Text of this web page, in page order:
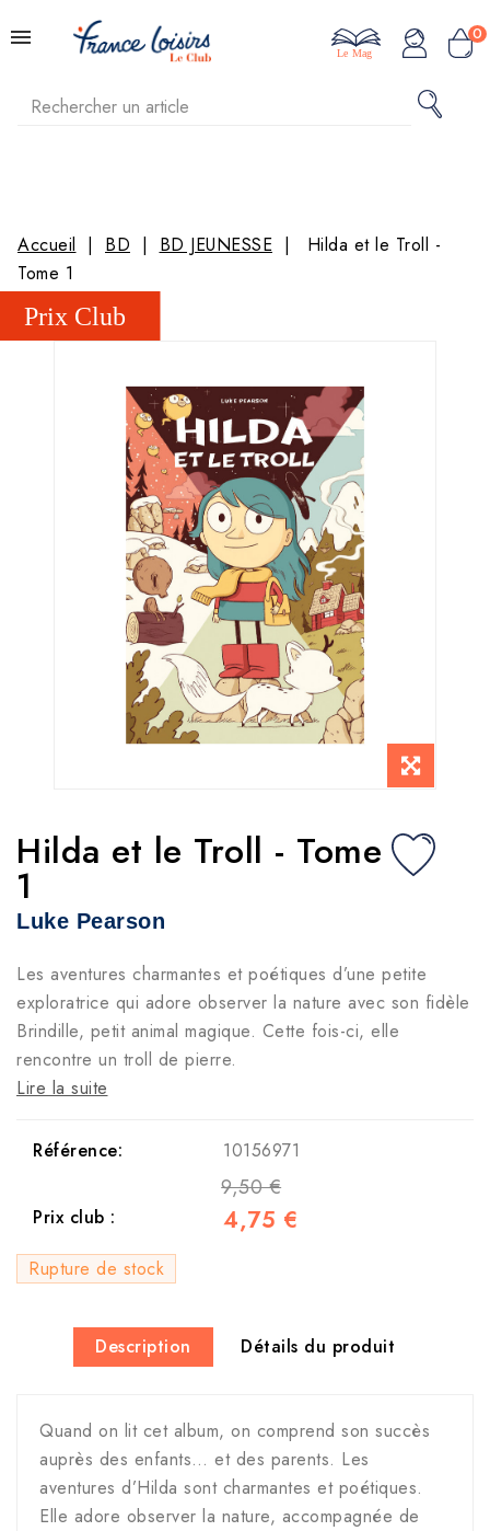
0
Le Mag
Accueil BD BD JEUNESSE
Hilda et le Troll -
Tome 1
Hilda et le Troll - Tome
1
Luke Pearson
Les aventures charmantes et poétiques d’une petite
exploratrice qui adore observer la nature avec son fidèle
Brindille, petit animal magique. Cette fois-ci, elle
rencontre un troll de pierre.
Lire la suite
Référence: 10156971
9,50 €
Prix club : 4,75 €
Rupture de stock
Description Détails du produit
Quand on lit cet album, on comprend son succès
auprès des enfants… et des parents. Les
aventures d’Hilda sont charmantes et poétiques.
Elle adore observer la nature, accompagnée de